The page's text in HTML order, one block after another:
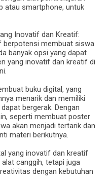
atau smartphone, untuk
Inovatif dan Kreatif:
berpotensi membuat siswa
banyak opsi yang dapat
yang inovatif dan kreatif di
buku digital, yang
menarik dan memiliki
bergerak. Dengan
seperti membuat poster
akan menjadi tertarik dan
materi berikutnya.
yang inovatif dan kreatif
canggih, tetapi juga
dengan kebutuhan